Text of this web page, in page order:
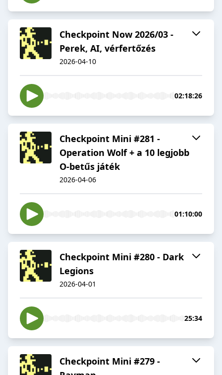
Checkpoint Now 2026/03 -
Perek, AI, vérfertőzés
2026-04-10
02:18:26
Checkpoint Mini #281 -
Operation Wolf + a 10 legjobb
O-betűs játék
2026-04-06
01:10:00
Checkpoint Mini #280 - Dark
Legions
2026-04-01
25:34
Checkpoint Mini #279 -